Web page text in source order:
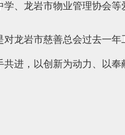
、龙岩市物业管理协会等
对龙岩市慈善总会过去一
进，以创新为动力、以